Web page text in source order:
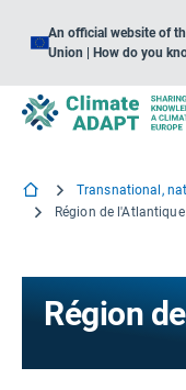
An official website of
Union | How do you
Transnational,
Région de l'Atlantique
Région